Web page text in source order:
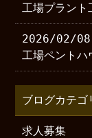
工場プラン
2026/02/08
工場ペントハ
ブログカテゴ
求人募集